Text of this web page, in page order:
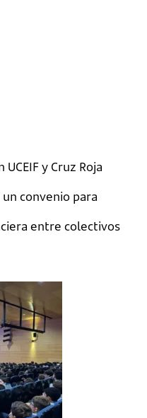
y Cruz Roja
convenio para
entre colectivos